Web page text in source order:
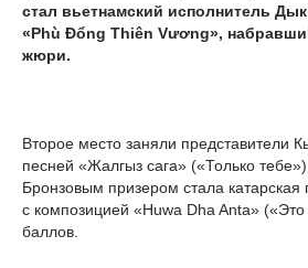
стал вьетнамский исполнитель
«Phù Đổng Thiên Vương»,
жюри.
Второе место заняли представители
песней «Жалгыз сага» («Только
Бронзовым призером стала
с композицией «Huwa Dha Anta»
баллов.